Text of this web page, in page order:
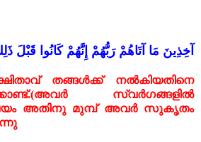
آخِذِينَ مَا آتَاهُمْ رَبُّهُمْ إِنَّهُمْ كَانُوا قَبْلَ
തങ്ങൾക്ക്
നൽകിയതിനെ
.(അവർ
സ്വർഗങ്ങളിൽ
അതിനു മുമ്പ് അവർ
സുകൃതം